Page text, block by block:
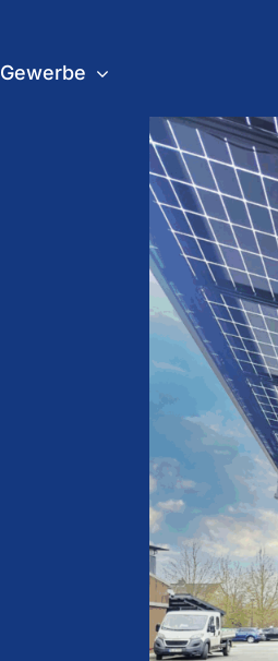
Gewerbe